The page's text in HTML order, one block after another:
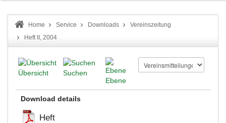
Home Service Downloads
Vereinszeitung
Heft II, 2004
Übersicht
Suchen
Ebene
Download details
Heft